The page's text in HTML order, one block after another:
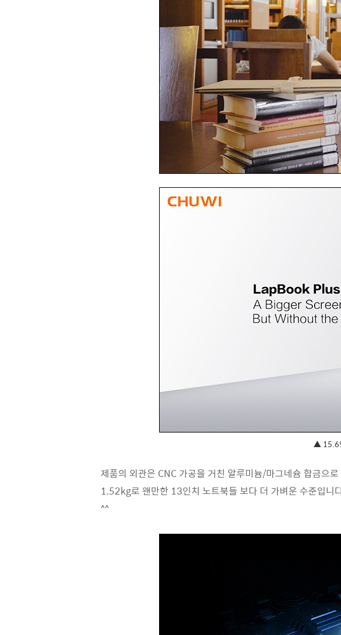
▲ 15.6
제품의 외관은 CNC 가공을 거친 알루미늄/마그네슘 합금으
1.52kg로 왠만한 13인치 노트북들 보다 더 가벼운 수준입니
^^